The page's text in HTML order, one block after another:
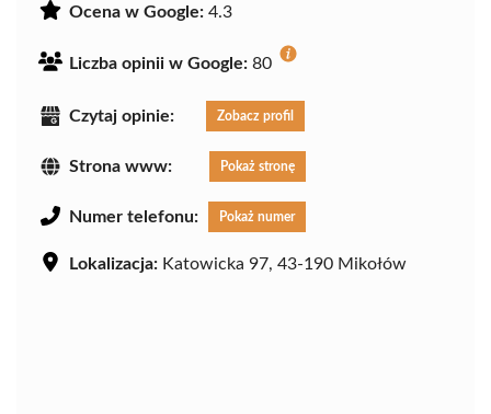
Ocena w Google: 4.3
Liczba opinii w Google: 80
Czytaj opinie: Zobacz profil
Strona www: Pokaż stronę
Numer telefonu: Pokaż numer
Lokalizacja: Katowicka 97, 43-190 Mikołów